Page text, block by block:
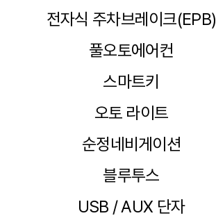
전자식 주차브레이크(EPB)
풀오토에어컨
스마트키
오토 라이트
순정네비게이션
블루투스
USB / AUX 단자